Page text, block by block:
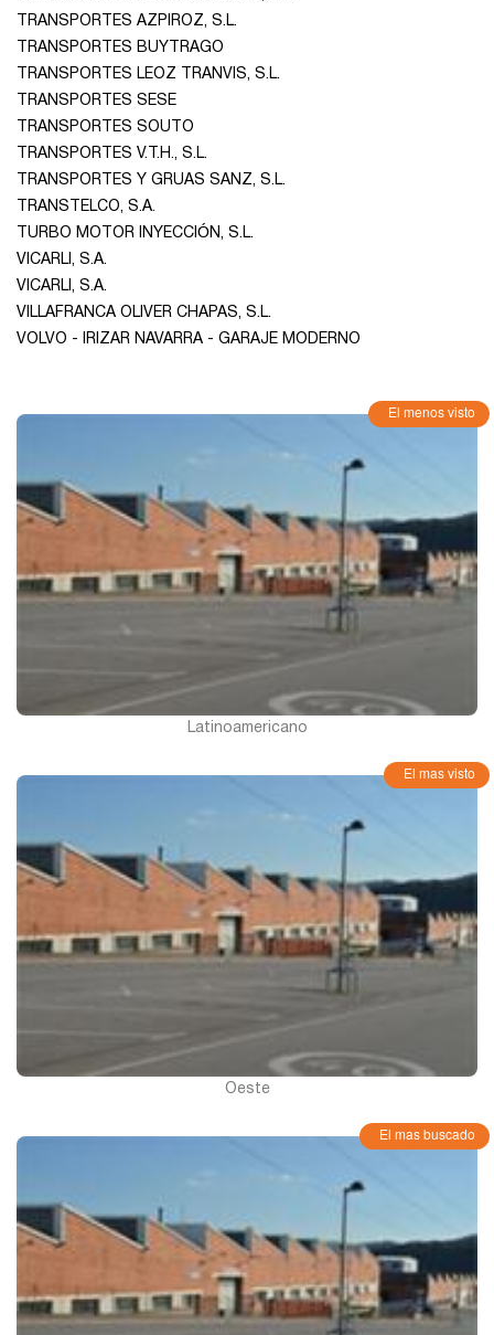
TRANSPORTES AZPIROZ, S.L.
TRANSPORTES BUYTRAGO
TRANSPORTES LEOZ TRANVIS, S.L.
TRANSPORTES SESE
TRANSPORTES SOUTO
TRANSPORTES V.T.H., S.L.
TRANSPORTES Y GRUAS SANZ, S.L.
TRANSTELCO, S.A.
TURBO MOTOR INYECCIÓN, S.L.
VICARLI, S.A.
VICARLI, S.A.
VILLAFRANCA OLIVER CHAPAS, S.L.
VOLVO - IRIZAR NAVARRA - GARAJE MODERNO
El menos visto
Latinoamericano
El mas visto
Oeste
El mas buscado